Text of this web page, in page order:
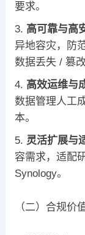
要求。
高可靠与高
异地容灾，防
数据丢失 / 篡改
高效运维与
数据管理人工
本。
灵活扩展与
容需求，适配
Synology。
（二）合规价